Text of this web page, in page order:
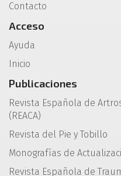
Contacto
Acceso
Ayuda
Inicio
Publicaciones
Revista Española de
(REACA)
Revista del Pie y Tobillo
Monografías de
Revista Española de